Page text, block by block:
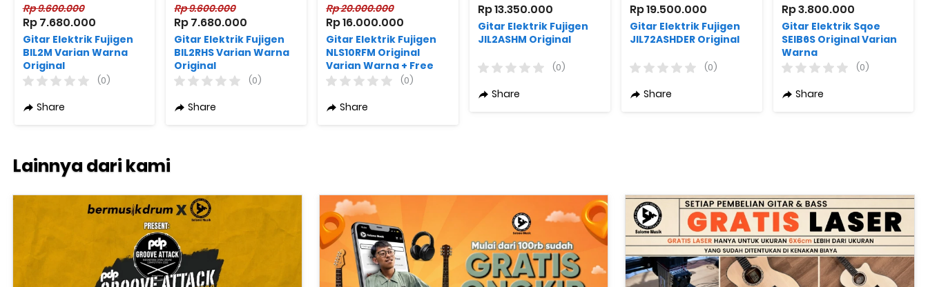
Rp 9.600.000
Rp 7.680.000
Gitar Elektrik Fujigen
BIL2M Varian Warna
Original
(0)
Share
Rp 9.600.000
Rp 7.680.000
Gitar Elektrik Fujigen
BIL2RHS Varian Warna
Original
(0)
Share
Rp 20.000.000
Rp 16.000.000
Gitar Elektrik Fujigen
NLS10RFM Original
Varian Warna + Free
Bag
(0)
Share
Rp 13.350.000
Gitar Elektrik Fujigen
JIL2ASHM Original
(0)
Share
Rp 19.500.000
Gitar Elektrik Fujigen
JIL72ASHDER Original
(0)
Share
Rp 3.800.000
Gitar Elektrik Sqoe
SEIB6S Original Varian
Warna
(0)
Share
Lainnya dari kami